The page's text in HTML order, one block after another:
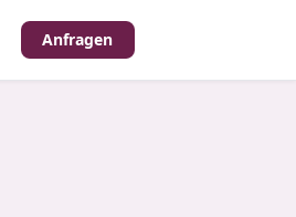
Anfragen